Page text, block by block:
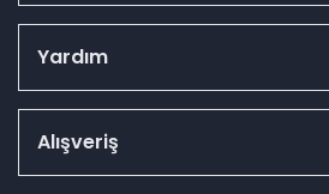
Yardım
Alışveriş